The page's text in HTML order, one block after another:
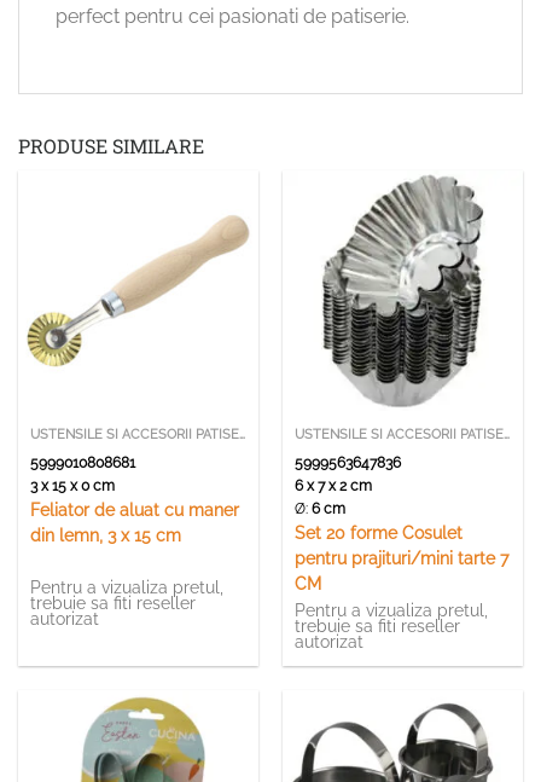
perfect pentru cei pasionati de patiserie.
PRODUSE SIMILARE
USTENSILE SI ACCESORII PATISERIE
5999010808681
3 x 15 x 0 cm
Feliator de aluat cu maner
din lemn, 3 x 15 cm
Pentru a vizualiza pretul,
trebuie sa fiti reseller
autorizat
USTENSILE SI ACCESORII PATISERIE
5999563647836
6 x 7 x 2 cm
Ø:6 cm
Set 20 forme Cosulet
pentru prajituri/mini tarte 7
CM
Pentru a vizualiza pretul,
trebuie sa fiti reseller
autorizat